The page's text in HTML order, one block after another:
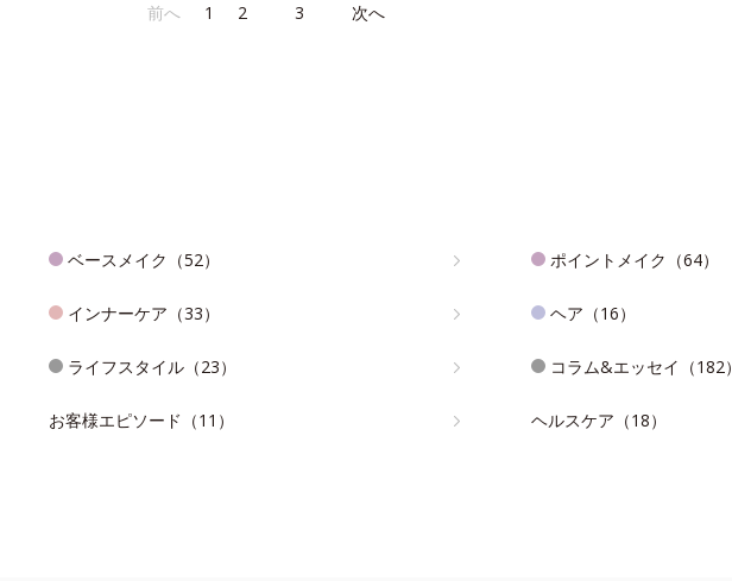
前へ 1 2 3 次へ
ベースメイク（52） ポイントメイク（64）
インナーケア（33） ヘア（16）
ライフスタイル（23） コラム&エッセイ（182）
お客様エピソード（11） ヘルスケア（18）